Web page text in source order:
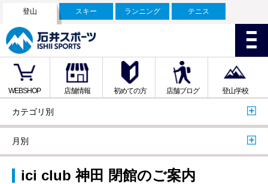
登山 スキー ランニング テニス
WEBSHOP 店舗情報 初めての方 店舗ブログ 登山学校
カテゴリ別
月別
ici club 神田 閉館のご案内